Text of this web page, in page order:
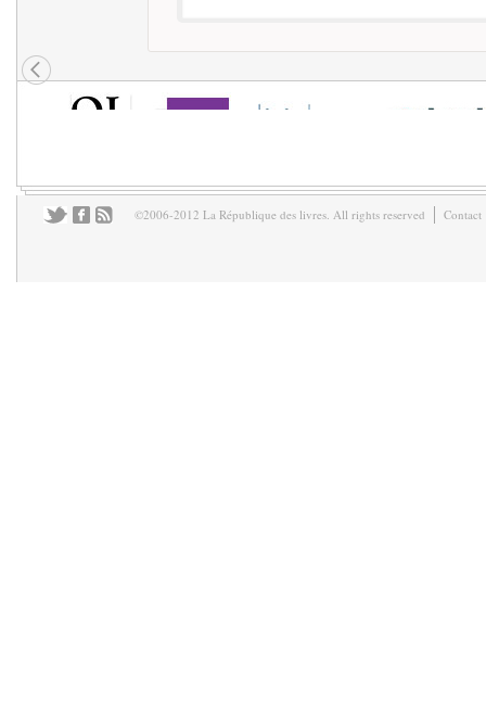
©2006-2012 La République des livres. All rights reserved Contact